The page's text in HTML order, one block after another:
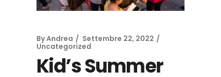
ByAndrea
Settembre 22, 2022
Uncategorized
Kid’s Summer